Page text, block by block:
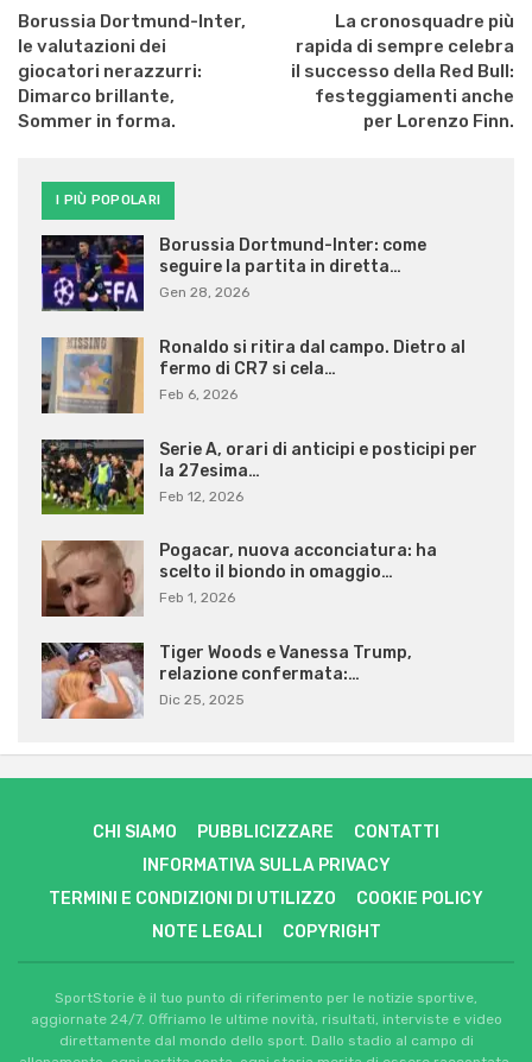
Borussia Dortmund-Inter,
le valutazioni dei
giocatori nerazzurri:
Dimarco brillante,
Sommer in forma.
La cronosquadre più
rapida di sempre celebra
il successo della Red Bull:
festeggiamenti anche
per Lorenzo Finn.
I PIÙ POPOLARI
Borussia Dortmund-Inter: come
seguire la partita in diretta…
Gen 28, 2026
Ronaldo si ritira dal campo. Dietro al
fermo di CR7 si cela…
Feb 6, 2026
Serie A, orari di anticipi e posticipi per
la 27esima…
Feb 12, 2026
Pogacar, nuova acconciatura: ha
scelto il biondo in omaggio…
Feb 1, 2026
Tiger Woods e Vanessa Trump,
relazione confermata:…
Dic 25, 2025
CHI SIAMO PUBBLICIZZARE
CONTATTI
INFORMATIVA SULLA PRIVACY
TERMINI E CONDIZIONI DI UTILIZZO
COOKIE POLICY
NOTE LEGALI
COPYRIGHT
SportStorie è il tuo punto di riferimento per le notizie sportive,
aggiornate 24/7. Offriamo le ultime novità, risultati, interviste e video
direttamente dal mondo dello sport. Dallo stadio al campo di